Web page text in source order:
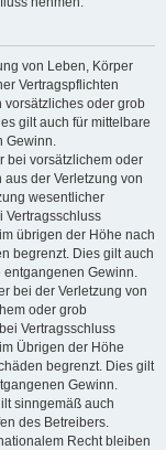
von Leben, Körper
Vertragspflichten
vorsätzliches oder grob
gilt auch für mittelbare
bei vorsätzlichem oder
der Verletzung von
wesentlicher
Vertragsschluss
übrigen der Höhe nach
begrenzt. Dies gilt auch
Gewinn.
bei der Verletzung von
oder grob
Vertragsschluss
Übrigen der Höhe
begrenzt. Dies gilt
Gewinn.
sinngemäß auch
des Betreibers.
Recht bleiben